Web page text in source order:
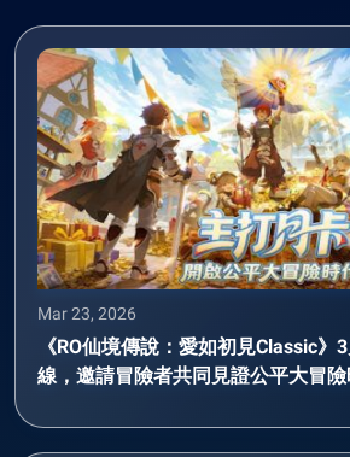
Mar 23, 2026
《RO仙境傳說：愛如初見Classic》
線，邀請冒險者共同見證公平大冒